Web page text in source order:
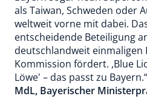
als Taiwan, Schweden oder
weltweit vorne mit dabei.
entscheidende Beteiligung
deutschlandweit einmaligen
Kommission fördert. ,Blue
Löwe' – das passt zu
MdL, Bayerischer